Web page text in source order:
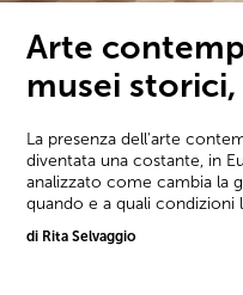
Arte
musei
La presenza dell'arte
diventata una costante, in
analizzato come cambia la
quando e a quali
di Rita Selvaggio